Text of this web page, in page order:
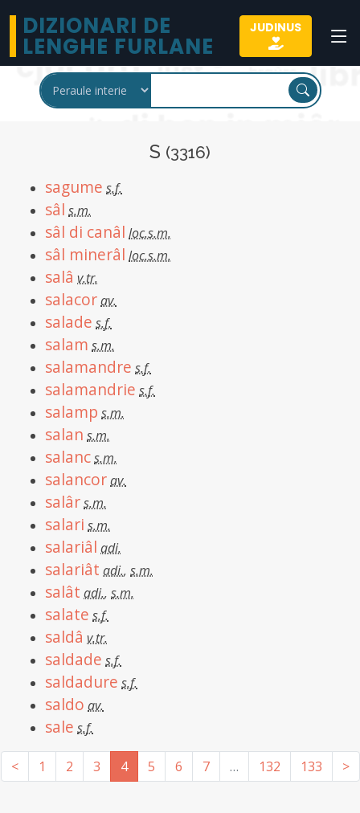
DIZIONARI DE
LENGHE FURLANE
JUDINUS
S (3316)
sagume s.f.
sâl s.m.
sâl di canâl loc.s.m.
sâl minerâl loc.s.m.
salâ v.tr.
salacorav.
salade s.f.
salam s.m.
salamandre s.f.
salamandrie s.f.
salamp s.m.
salan s.m.
salancs.m.
salancorav.
salârs.m.
salari s.m.
salariâl adi.
salariât adi., s.m.
salât adi., s.m.
salate s.f.
saldâ v.tr.
saldade s.f.
saldadure s.f.
saldo av.
sale s.f.
< 1 2 3 4 5 6 7 … 132 133 >